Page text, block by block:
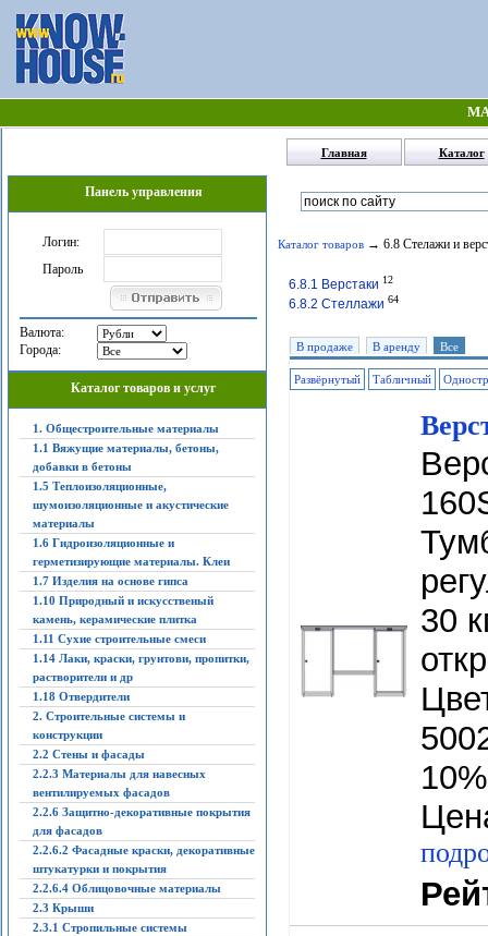
Главная Каталог
Панель управления
Логин:
Пароль
Валюта:
Города:
Каталог товаров и услуг
1. Общестроительные материалы
1.1 Вяжущие материалы, бетоны,
добавки в бетоны
1.5 Теплоизоляционные,
шумоизоляционные и акустические
материалы
1.6 Гидроизоляционные и
герметизирующие материалы. Клеи
1.7 Изделия на основе гипса
1.10 Природный и искусственый
камень, керамические плитка
1.11 Сухие строительные смеси
1.14 Лаки, краски, грунтови, пропитки,
растворители и др
1.18 Отвердители
2. Строительные системы и
конструкции
2.2 Стены и фасады
2.2.3 Материалы для навесных
вентилируемых фасадов
2.2.6 Защитно-декоративные покрытия
для фасадов
2.2.6.2 Фасадные краски, декоративные
штукатурки и покрытия
2.2.6.4 Облицовочные материалы
2.3 Крыши
2.3.1 Стропильные системы
Каталог товаров→ 6.8 Стелажи и
6.8.1 Верстаки 12
6.8.2 Стеллажи 64
В продаже В аренду Все
Развёрнутый Табличный
30